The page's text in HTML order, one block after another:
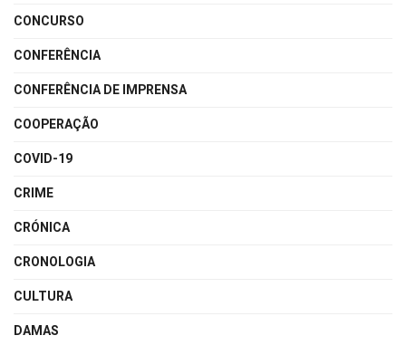
CONCURSO
CONFERÊNCIA
CONFERÊNCIA DE IMPRENSA
COOPERAÇÃO
COVID-19
CRIME
CRÓNICA
CRONOLOGIA
CULTURA
DAMAS